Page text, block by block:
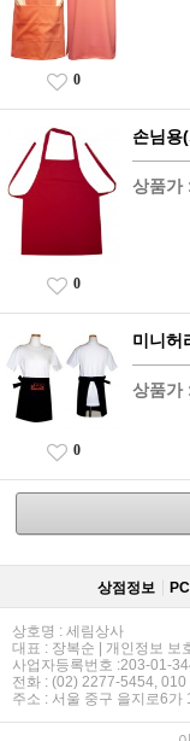
0
손님용
상품가
0
미니허
상품가
0
상점정보
상호명 : 세림상사
대표 : 장복순 | 개인정보 보
사업자등록번호 :203-01-
전화 : (02) 2277-5454,
주소 : 서울 중구 을지로6